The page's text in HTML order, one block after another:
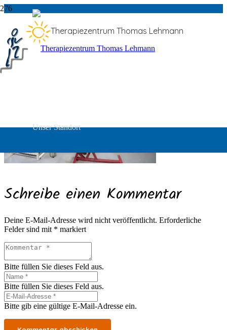
Therapiezentrum Thomas Lehmann
Unser Standort
IMG_0532
Gerätegestützte KG
Schreibe einen Kommentar
Deine E-Mail-Adresse wird nicht veröffentlicht. Erforderliche
Felder sind mit * markiert
Bitte füllen Sie dieses Feld aus.
Bitte füllen Sie dieses Feld aus.
Bitte gib eine gültige E-Mail-Adresse ein.